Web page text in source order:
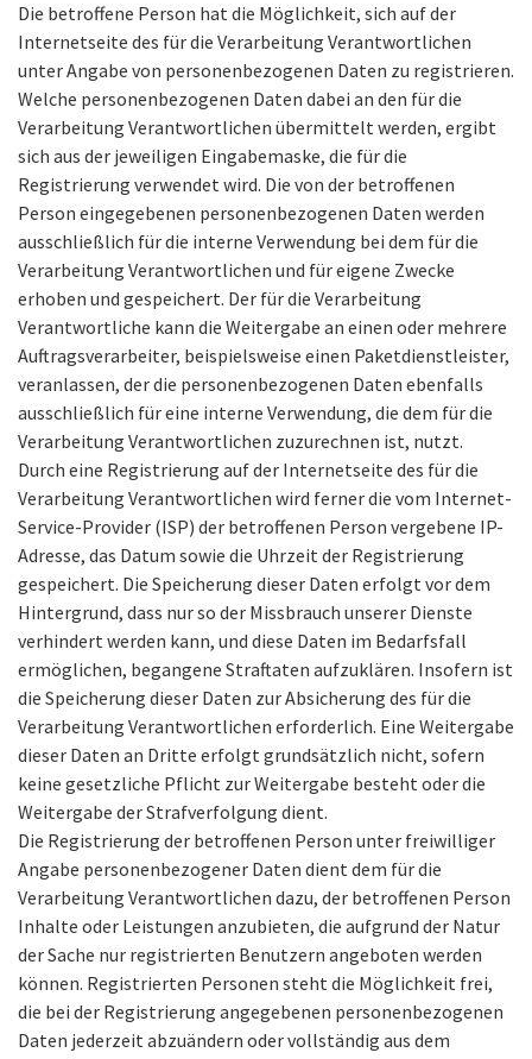
Die betroffene Person hat die Möglichkeit, sich auf der
Internetseite des für die Verarbeitung Verantwortlichen
unter Angabe von personenbezogenen Daten zu registrieren.
Welche personenbezogenen Daten dabei an den für die
Verarbeitung Verantwortlichen übermittelt werden, ergibt
sich aus der jeweiligen Eingabemaske, die für die
Registrierung verwendet wird. Die von der betroffenen
Person eingegebenen personenbezogenen Daten werden
ausschließlich für die interne Verwendung bei dem für die
Verarbeitung Verantwortlichen und für eigene Zwecke
erhoben und gespeichert. Der für die Verarbeitung
Verantwortliche kann die Weitergabe an einen oder mehrere
Auftragsverarbeiter, beispielsweise einen Paketdienstleister,
veranlassen, der die personenbezogenen Daten ebenfalls
ausschließlich für eine interne Verwendung, die dem für die
Verarbeitung Verantwortlichen zuzurechnen ist, nutzt.
Durch eine Registrierung auf der Internetseite des für die
Verarbeitung Verantwortlichen wird ferner die vom Internet-
Service-Provider (ISP) der betroffenen Person vergebene IP-
Adresse, das Datum sowie die Uhrzeit der Registrierung
gespeichert. Die Speicherung dieser Daten erfolgt vor dem
Hintergrund, dass nur so der Missbrauch unserer Dienste
verhindert werden kann, und diese Daten im Bedarfsfall
ermöglichen, begangene Straftaten aufzuklären. Insofern ist
die Speicherung dieser Daten zur Absicherung des für die
Verarbeitung Verantwortlichen erforderlich. Eine Weitergabe
dieser Daten an Dritte erfolgt grundsätzlich nicht, sofern
keine gesetzliche Pflicht zur Weitergabe besteht oder die
Weitergabe der Strafverfolgung dient.
Die Registrierung der betroffenen Person unter freiwilliger
Angabe personenbezogener Daten dient dem für die
Verarbeitung Verantwortlichen dazu, der betroffenen Person
Inhalte oder Leistungen anzubieten, die aufgrund der Natur
der Sache nur registrierten Benutzern angeboten werden
können. Registrierten Personen steht die Möglichkeit frei,
die bei der Registrierung angegebenen personenbezogenen
Daten jederzeit abzuändern oder vollständig aus dem